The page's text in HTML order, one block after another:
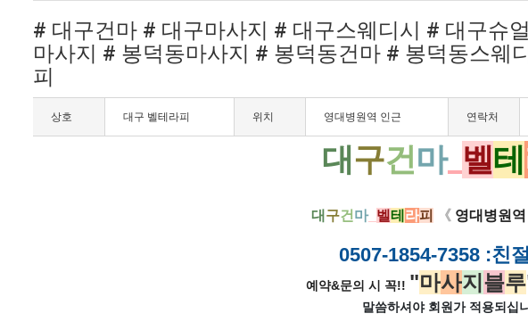
# 대구건마 # 대구마사지 # 대구스웨디시 # 대구슈
마사지 # 봉덕동마사지 # 봉덕동건마 # 봉덕동스웨
피
상호 대구 벨테라피 위치 영대병원역 인근 연락처
대 구건마_ 벨테
대 구건 마_ 벨테 라피 《 영대병원
0507-1854-7358 :친
예약&문의 시 꼭!! "마사지 블루
말씀하셔야 회원가 적용되십